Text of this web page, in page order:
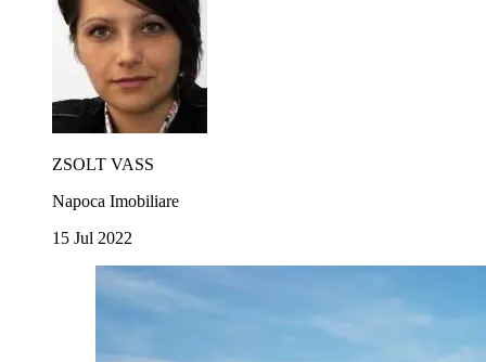
ZSOLT VASS
Napoca Imobiliare
15 Jul 2022